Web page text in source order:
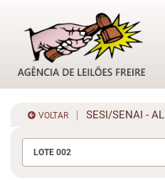
VOLTAR SESI/SENAI - AL
LOTE 002